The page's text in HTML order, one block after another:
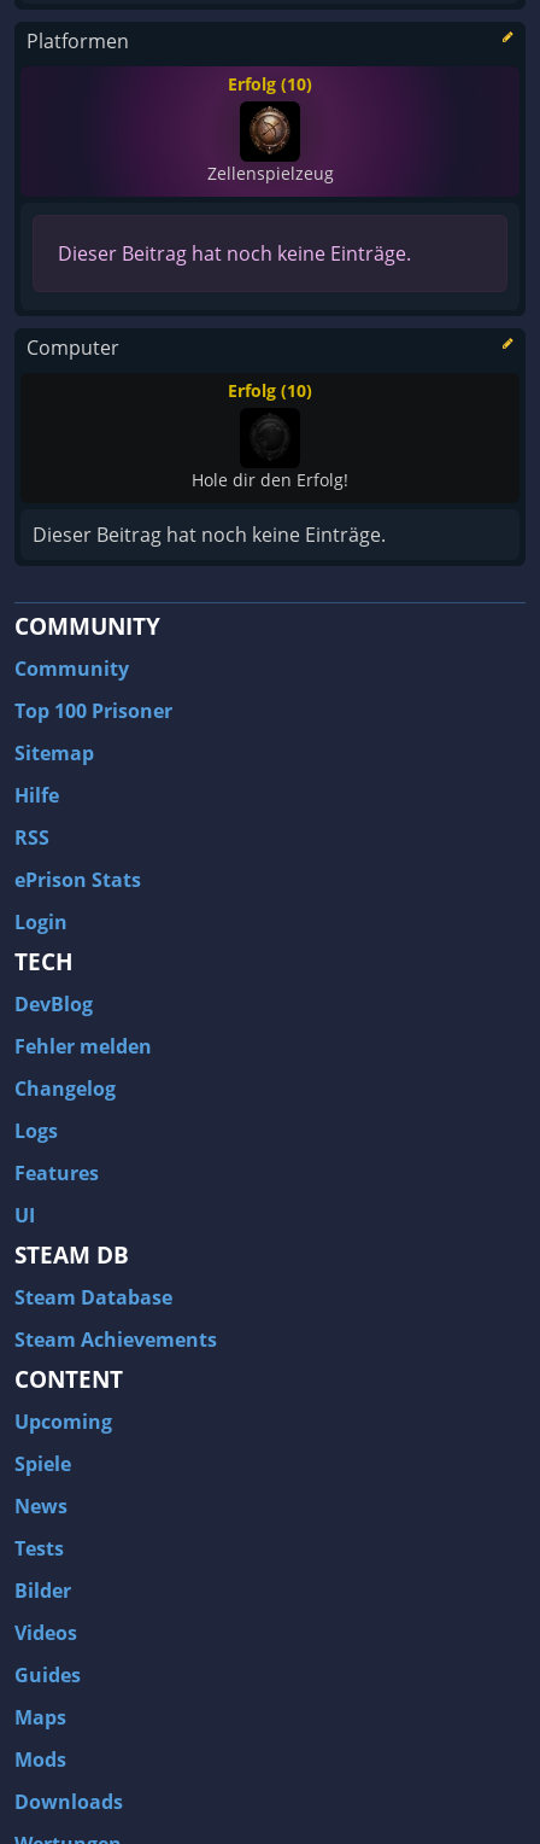
Platformen
Erfolg (10)
Zellenspielzeug
Dieser Beitrag hat noch keine Einträge.
Computer
Erfolg (10)
Hole dir den Erfolg!
Dieser Beitrag hat noch keine Einträge.
COMMUNITY
Community
Top 100 Prisoner
Sitemap
Hilfe
RSS
ePrison Stats
Login
TECH
DevBlog
Fehler melden
Changelog
Logs
Features
UI
STEAM DB
Steam Database
Steam Achievements
CONTENT
Upcoming
Spiele
News
Tests
Bilder
Videos
Guides
Maps
Mods
Downloads